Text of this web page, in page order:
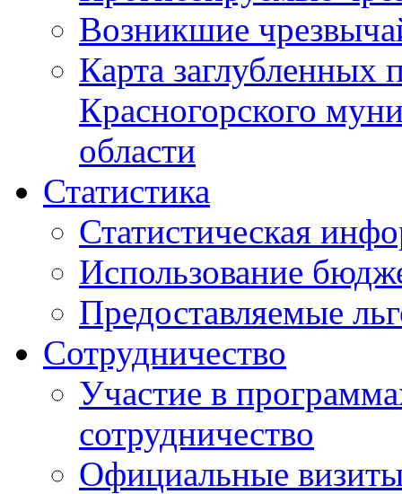
Возникшие
Карта
Красногорского
области
Статистика
Статистическая
Использование
Предоставляемые
Сотрудничество
Участие в
сотрудничество
Официальные